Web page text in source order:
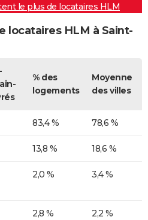
le plus de locataires HLM
locataires HLM à Saint-
% des
logements
Moyenne
des villes
83,4 % 78,6 %
13,8 % 18,6 %
2,0 % 3,4 %
2,8 % 2,2 %